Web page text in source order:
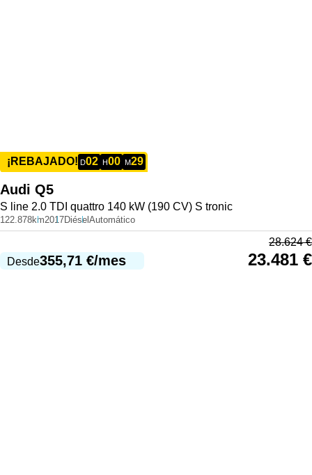
¡REBAJADO! D02 H00 M29
Audi Q5
S line 2.0 TDI quattro 140 kW (190 CV) S tronic
122.878km2017Diésel Automático
Desde355,71 €/mes
28.624€
23.481 €